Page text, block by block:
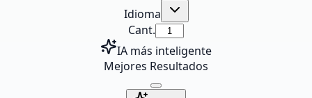
Idioma
Cant.
IA más inteligente
Mejores Resultados